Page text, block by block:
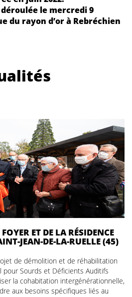
le mercredi 9
du rayon d’or à Rebréchien
ET DE LA RÉSIDENCE
JEAN-DE-LA-RUELLE (45)
de démolition et de réhabilitation
pour Sourds et Déficients Auditifs
la cohabitation intergénérationnelle,
aux besoins spécifiques liés au